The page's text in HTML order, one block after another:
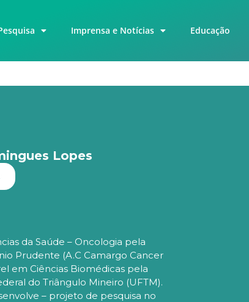
Imprensa e Notícias Educação
Lopes
da Saúde – Oncologia pela
Prudente (A.C Camargo Cancer
em Ciências Biomédicas pela
do Triângulo Mineiro (UFTM).
– projeto de pesquisa no